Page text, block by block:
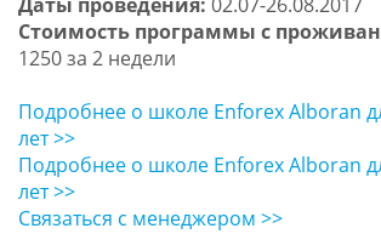
Стоимость программы с
1250 за 2 недели
Подробнее о школе Enforex Alboran
лет >>
Подробнее о школе Enforex Alboran
лет >>
Связаться с менеджером >>